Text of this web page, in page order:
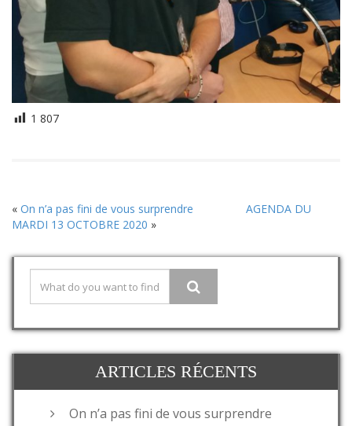
1 807
« On n’a pas fini de vous surprendre
AGENDA DU
MARDI 13 OCTOBRE 2020 »
ARTICLES RÉCENTS
On n’a pas fini de vous surprendre